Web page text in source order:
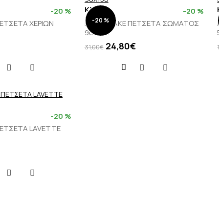
-20 %
ΧΕΡΙΩΝ
-20 %
-20 %
KENTIA
BRAND LAKE ΠΕΤΣΕΤΑ ΣΩΜΑΤΟΣ
90X150
31,00€ 24,80€
-20 %
LAVETTE